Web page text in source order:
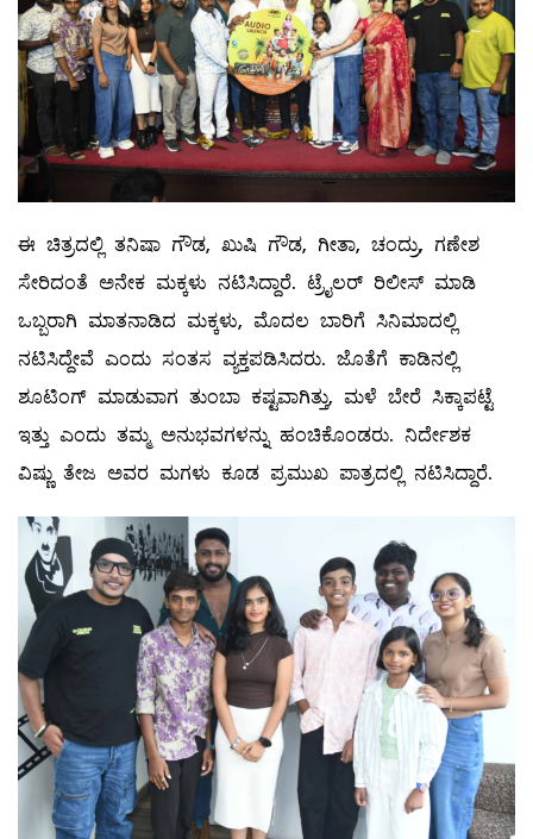
ಈ ಚಿತ್ರದಲ್ಲಿ ತನಿಷಾ ಗೌಡ, ಖುಷಿ ಗೌಡ, ಗೀತಾ, ಚಂದ್ರು, ಗಣೇಶ
ಸೇರಿದಂತೆ ಅನೇಕ ಮಕ್ಕಳು ನಟಿಸಿದ್ದಾರೆ. ಟ್ರೈಲರ್ ರಿಲೀಸ್ ಮಾಡಿ
ಒಬ್ಬರಾಗಿ ಮಾತನಾಡಿದ ಮಕ್ಕಳು, ಮೊದಲ ಬಾರಿಗೆ ಸಿನಿಮಾದಲ್ಲಿ
ನಟಿಸಿದ್ದೇವೆ ಎಂದು ಸಂತಸ ವ್ಯಕ್ತಪಡಿಸಿದರು. ಜೊತೆಗೆ ಕಾಡಿನಲ್ಲಿ
ಶೂಟಿಂಗ್ ಮಾಡುವಾಗ ತುಂಬಾ ಕಷ್ಟವಾಗಿತ್ತು, ಮಳೆ ಬೇರೆ ಸಿಕ್ಕಾಪಟ್ಟೆ
ಇತ್ತು ಎಂದು ತಮ್ಮ ಅನುಭವಗಳನ್ನು ಹಂಚಿಕೊಂಡರು. ನಿರ್ದೇಶಕ
ವಿಷ್ಣು ತೇಜ ಅವರ ಮಗಳು ಕೂಡ ಪ್ರಮುಖ ಪಾತ್ರದಲ್ಲಿ ನಟಿಸಿದ್ದಾರೆ.